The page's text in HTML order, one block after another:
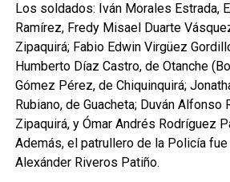
Los soldados: Iván Morales Estrada,
Ramírez, Fredy Misael Duarte
Zipaquirá; Fabio Edwin Virgüez
Humberto Díaz Castro, de Otanche
Gómez Pérez, de Chiquinquirá;
Rubiano, de Guacheta; Duván Alfonso
Zipaquirá, y Ómar Andrés Rodríguez
Además, el patrullero de la Policía
Alexánder Riveros Patiño.